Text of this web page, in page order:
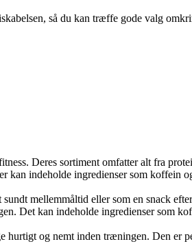
så du kan træffe gode valg
Deres sortiment omfatter alt fra
kan indeholde ingredienser som koffein
mellemmåltid eller som en snack
Det kan indeholde ingredienser som
og nemt inden træningen. Den er